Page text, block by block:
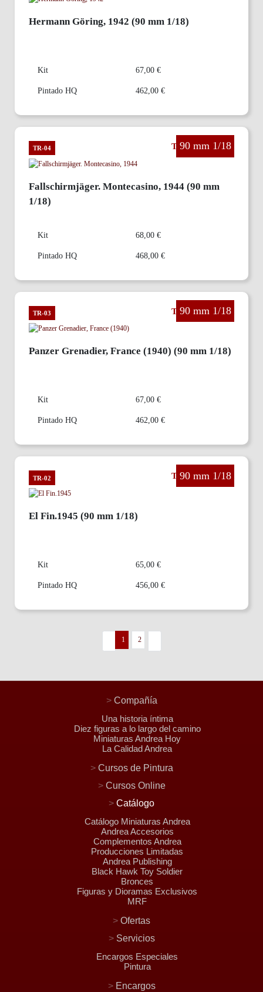
Hermann Göring, 1942 (90 mm 1/18)
Kit 67,00 €
Pintado HQ 462,00 €
TR-04 The Third Reich
90 mm 1/18
Fallschirmjäger. Montecasino, 1944 (90 mm
1/18)
Kit 68,00 €
Pintado HQ 468,00 €
TR-03 The Third Reich
90 mm 1/18
Panzer Grenadier, France (1940) (90 mm 1/18)
Kit 67,00 €
Pintado HQ 462,00 €
TR-02 The Third Reich
90 mm 1/18
El Fin.1945 (90 mm 1/18)
Kit 65,00 €
Pintado HQ 456,00 €
1 2
> Compañía
Una historia íntima
Diez figuras a lo largo del camino
Miniaturas Andrea Hoy
La Calidad Andrea
> Cursos de Pintura
> Cursos Online
> Catálogo
Catálogo Miniaturas Andrea
Andrea Accesorios
Complementos Andrea
Producciones Limitadas
Andrea Publishing
Black Hawk Toy Soldier
Bronces
Figuras y Dioramas Exclusivos
MRF
> Ofertas
> Servicios
Encargos Especiales
Pintura
> Encargos